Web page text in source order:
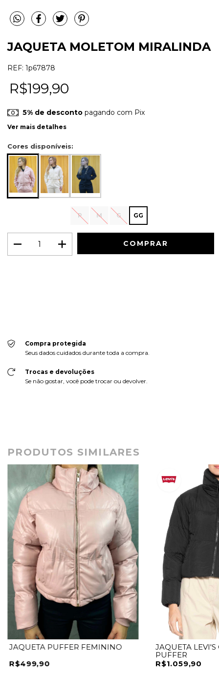
JAQUETA MOLETOM MIRALINDA
REF: 1p67878
R$199,90
5% de desconto pagando com Pix
Ver mais detalhes
Cores disponíveis:
P M G GG
Compra protegida
Seus dados cuidados durante toda a compra.
Trocas e devoluções
Se não gostar, você pode trocar ou devolver.
PRODUTOS SIMILARES
JAQUETA PUFFER FEMININO
R$499,90
JAQUETA LEVI'S
PUFFER
R$1.059,90